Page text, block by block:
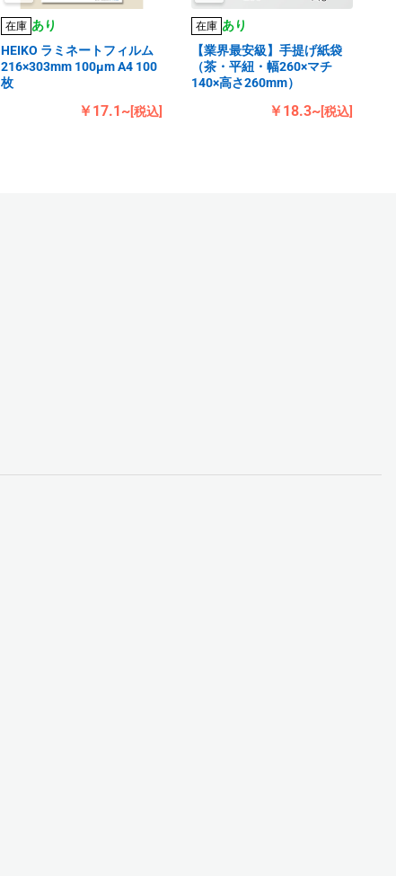
在庫 あり
HEIKO ラミネートフィルム
216×303mm 100μm A4 100
枚
￥17.1~[税込]
在庫 あり
【業界最安級】手提げ紙袋
（茶・平紐・幅260×マチ
140×高さ260mm）
￥18.3~[税込]